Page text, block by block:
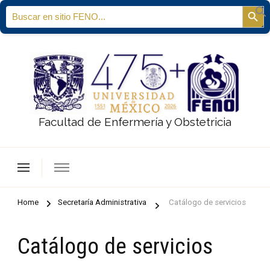
Search
for:
Facultad de Enfermería y Obstetricia
Home Secretaría Administrativa Catálogo de servicios
Catálogo de servicios